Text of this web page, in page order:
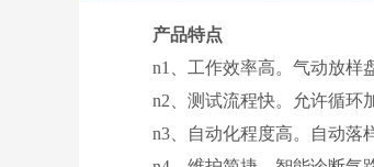
产品特点
n1、工作效率高。气动放样
n2、测试流程快。允许循环
n3、自动化程度高。自动落